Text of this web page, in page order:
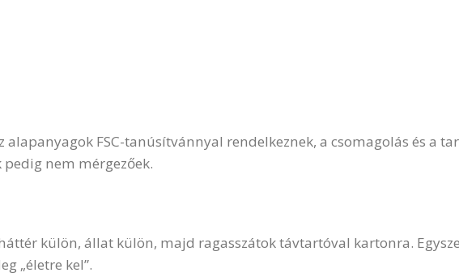
FSC-tanúsítvánnyal rendelkeznek, a csomagolás és a
nem mérgezőek.
külön, állat külön, majd ragasszátok távtartóval kartonra.
„életre kel”.